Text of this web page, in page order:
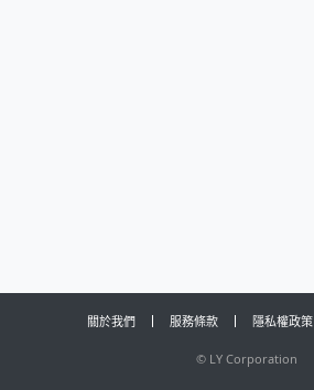
關於我們 服務條款 隱私權政策
© LY Corporation